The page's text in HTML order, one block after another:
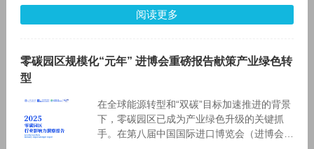
阅读更多
零碳园区规模化“元年” 进博会重磅报告献策产业绿色转
型
在全球能源转型和“双碳”目标加速推进的背景
下，零碳园区已成为产业绿色升级的关键抓
手。在第八届中国国际进口博览会（进博会）